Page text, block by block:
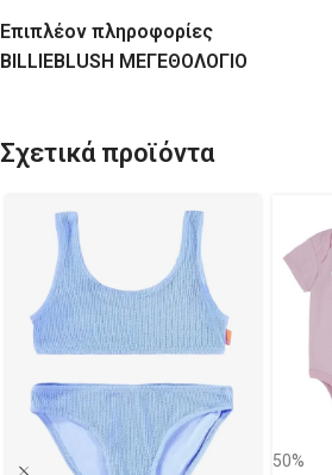
Επιπλέον πληροφορίες
BILLIEBLUSH ΜΕΓΕΘΟΛΟΓΙΟ
Σχετικά προϊόντα
50%